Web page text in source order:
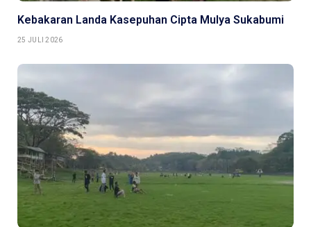
Kebakaran Landa Kasepuhan Cipta Mulya Sukabumi
25 JULI 2026